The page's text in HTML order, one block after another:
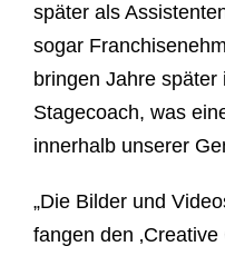
später als
sogar
bringen Jahre
Stagecoach, was
innerhalb unserer
„Die Bilder und
fangen den